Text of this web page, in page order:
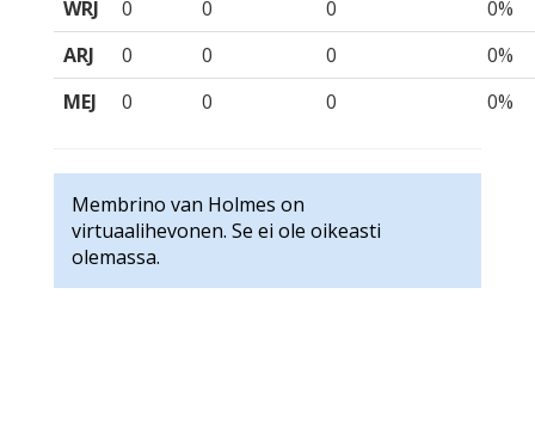
WRJ
0 0 0
0%
ARJ
0 0 0
0%
MEJ
0 0 0 0%
Membrino van Holmes on
virtuaalihevonen. Se ei ole oikeasti
olemassa.